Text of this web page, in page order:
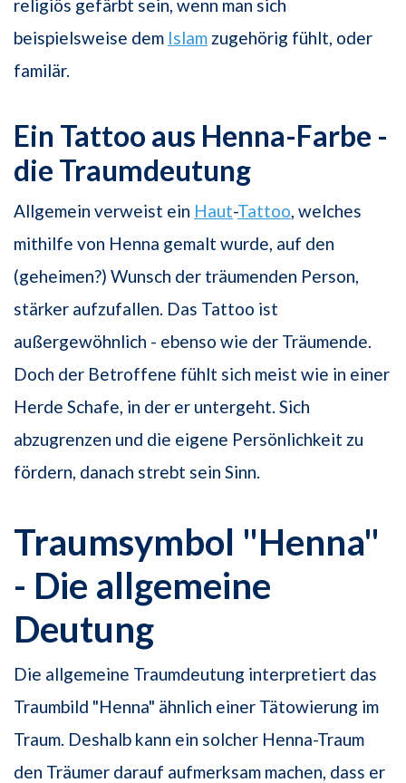
religiös gefärbt sein, wenn man sich
beispielsweise dem Islam zugehörig fühlt, oder
familär.
Ein Tattoo aus Henna-Farbe -
die Traumdeutung
Allgemein verweist ein Haut-Tattoo , welches
mithilfe von Henna gemalt wurde, auf den
(geheimen?) Wunsch der träumenden Person,
stärker aufzufallen. Das Tattoo ist
außergewöhnlich - ebenso wie der Träumende.
Doch der Betroffene fühlt sich meist wie in einer
Herde Schafe, in der er untergeht. Sich
abzugrenzen und die eigene Persönlichkeit zu
fördern, danach strebt sein Sinn.
Traumsymbol "Henna"
- Die allgemeine
Deutung
Die allgemeine Traumdeutung interpretiert das
Traumbild "Henna" ähnlich einer Tätowierung im
Traum. Deshalb kann ein solcher Henna-Traum
den Träumer darauf aufmerksam machen, dass er